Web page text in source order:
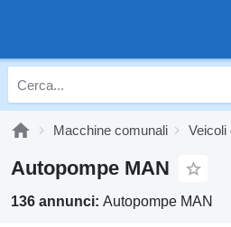
Macchine comunali Veicoli
Autopompe MAN
136 annunci: Autopompe MAN